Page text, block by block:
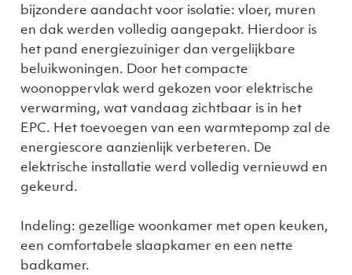
bijzondere aandacht voor isolatie: vloer, muren
en dak werden volledig aangepakt. Hierdoor is
het pand energiezuiniger dan vergelijkbare
beluikwoningen. Door het compacte
woonoppervlak werd gekozen voor elektrische
verwarming, wat vandaag zichtbaar is in het
EPC. Het toevoegen van een warmtepomp zal de
energiescore aanzienlijk verbeteren. De
elektrische installatie werd volledig vernieuwd en
gekeurd.
Indeling: gezellige woonkamer met open keuken,
een comfortabele slaapkamer en een nette
badkamer.